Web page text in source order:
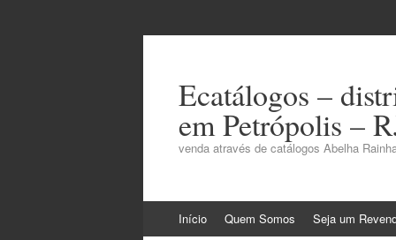
Ecatálogos –
em Petrópolis –
venda através de catálogos Abelha
para
Início Quem Somos Seja um